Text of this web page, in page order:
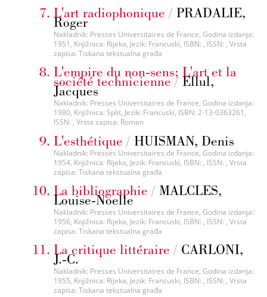
L'art radiophonique / PRADALIE,
Roger
Nakladnik: Presses Universitaires de France, Godina izdanja:
1951, Knjižnica: Rijeka, Jezik: Francuski, ISBN: , ISSN: , Vrsta
zapisa: Tiskana tekstualna građa
L'empire du non-sens; L'art et la
société technicienne/ Ellul,
Jacques
Nakladnik: Presses Universitaires de France, Godina izdanja:
1980, Knjižnica: Split, Jezik: Francuski, ISBN: 2-13-0363261,
ISSN: , Vrsta zapisa: Roman
L'esthétique / HUISMAN, Denis
Nakladnik: Presses Universitaires de France, Godina izdanja:
1954, Knjižnica: Rijeka, Jezik: Francuski, ISBN: , ISSN: , Vrsta
zapisa: Tiskana tekstualna građa
La bibliographie / MALCLES,
Louise-Noelle
Nakladnik: Presses Universitaires de France, Godina izdanja:
1956, Knjižnica: Rijeka, Jezik: Francuski, ISBN: , ISSN: , Vrsta
zapisa: Tiskana tekstualna građa
La critique littéraire / CARLONI,
J.-C.
Nakladnik: Presses Universitaires de France, Godina izdanja:
1955, Knjižnica: Rijeka, Jezik: Francuski, ISBN: , ISSN: , Vrsta
zapisa: Tiskana tekstualna građa